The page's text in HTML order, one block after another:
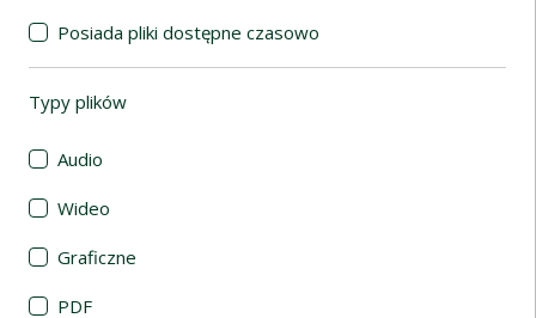
Posiada pliki dostępne czasowo
Typy plików
Audio
Wideo
Graficzne
PDF